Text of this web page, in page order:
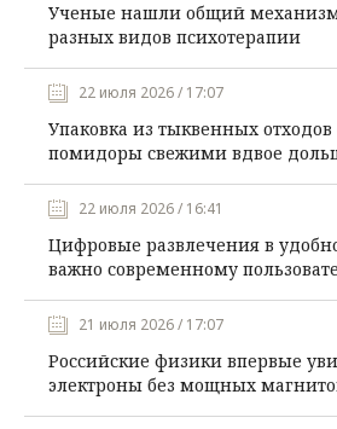
Ученые нашли общий
разных видов психотерапии
22 июля 2026 / 17:07
Упаковка из тыквенных отходов
помидоры свежими вдвое
22 июля 2026 / 16:41
Цифровые развлечения в
важно современному
21 июля 2026 / 17:07
Российские физики впервые
электроны без мощных